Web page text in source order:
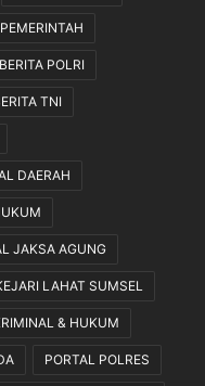
BERITA POLRI
TNI
DAERAH
JAKSA AGUNG
LAHAT SUMSEL
& HUKUM
PORTAL POLRES